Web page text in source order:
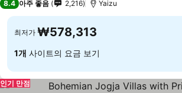
8.4 아주 좋음 2,216 Yaizu
최저가 ₩578,313
1개 사이트의 요금 보기
인기 만점